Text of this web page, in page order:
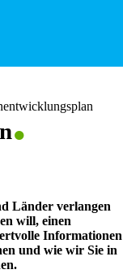
.
Länder verlangen
will, einen
Informationen
und wie wir Sie in